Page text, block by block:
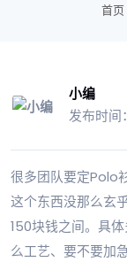
首页
小编
发布时
很多团队要定Polo
这个东西没那么玄
150块钱之间。具
么工艺、要不要加